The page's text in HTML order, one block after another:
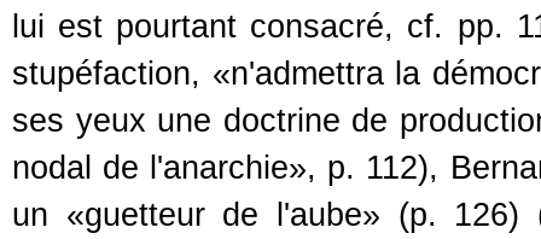
lui est pourtant consacré, cf. pp.
stupéfaction, «n'admettra la
ses yeux une doctrine de
nodal de l'anarchie», p. 112),
un «guetteur de l'aube» (p.